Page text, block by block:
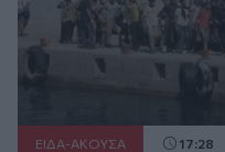
ΕΙΔΑ-ΑΚΟΥΣΑ 17:28